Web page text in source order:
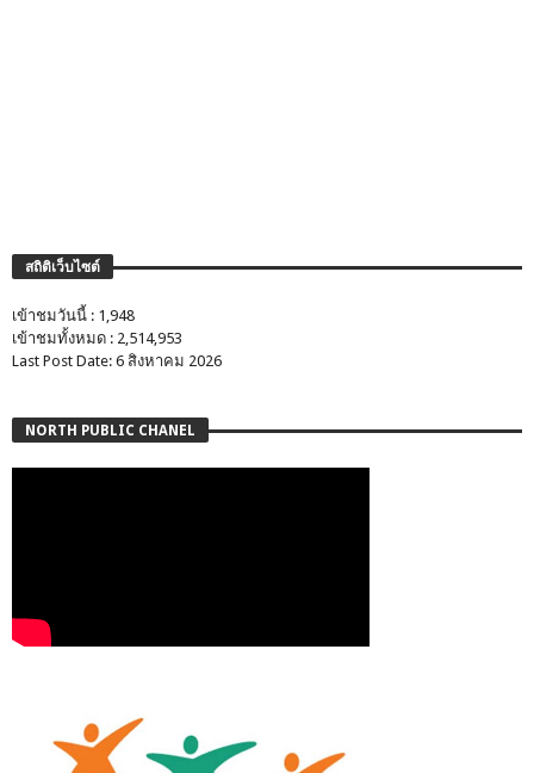
สถิติเว็บไซต์
เข้าชมวันนี้ : 1,948
เข้าชมทั้งหมด : 2,514,953
Last Post Date: 6 สิงหาคม 2026
NORTH PUBLIC CHANEL